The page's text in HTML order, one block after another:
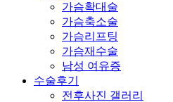
가슴확대술
가슴축소술
가슴리프팅
가슴재수술
남성 여유증
수술후기
전후사진 갤러리